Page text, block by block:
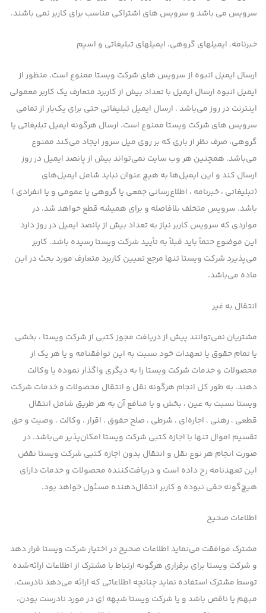
سرویس می باشد و سرویس های اشتراکی مناسب برای کاربر نمی باشند.
خبرنامه، ایمیلهای گروهی، ایمیلهای تبلیغاتی و اسپم
ارسال ایمیل انبوه از سرویس های شرکت ویستا ممنوع است. منظور از
ایمیل انبوه ارسال ایمیل با تعداد بیش از کاربرد متعارف یک کاربر معمولی
اینترنت در روز می‌باشد . ارسال ایمیل تبلیغاتی حتی برای یک‌بار از تمامی
سرویس های شرکت ویستا ممنوع است. ارسال هرگونه ایمیل تبلیغاتی یا
گروهی، صرف نظر از باری که بر روی میل سرور ایجاد می‌کند ممنوع
می‌باشد. همچنین هر وب سایت نمی‌تواند بیش از پانصد ایمیل در روز
ارسال کند و این ایمیل‌ها به هیچ عنوان نباید شامل ایمیل‌های
(تبلیغاتی ، خبرنامه ، اطلاع‌رسانی جمعی یا گروهی یا عمومی و یا انفرادی )
باشد. سرویس متخلف بلافاصله و برای همیشه قطع خواهد شد. در
مواردی که سرویس کاربر نیاز به تعداد بیش از پانصد ایمیل در روز دارد
این موضوع حتماً باید قبلاً به تأیید شرکت ویستا رسیده باشد. کاربر
می‌پذیرد شرکت ویستا تنها مرجع تعیین کاربرد متعارف مورد بحث در این
ماده می‌باشد.
انتقال به غیر
مشتریان نمی‌توانند پیش از دریافت مجوز كتبی از شرکت ویستا ، بخشی
یا تمام حقوق یا تعهدات خود نسبت به این توافقنامه و یا هر یک از
محصولات و خدمات شرکت ویستا را به دیگری واگذار نموده یا وكالت
دهند. به طور کل انجام هرگونه نقل و انتقال محصولات و خدمات شرکت
ویستا نسبت به عین ، بخش و یا منافع آن به هر طریق شامل انتقال
قطعی ، رهنی ، اجاره‌ای ، شرطی ، صلح حقوق ، اقرار ، وکالت ، وصیت و حق
تقسیم اموال تنها با اجازه کتبی شرکت ویستا امکان‌پذیر می‌باشد. در
صورت انجام هر نوع نقل و انتقال بدون اجازه کتبی شرکت ویستا نقض
این تعهدنامه رخ داده است و دریافت‌کننده محصولات و خدمات دارای
هیچ‌گونه حقی نبوده و کاربر انتقال‌دهنده مسئول خواهد بود.
اطلاعات صحیح
مشترك موافقت می‌نماید اطلاعات صحیح در اختیار شرکت ویستا قرار دهد
و شرکت ویستا برای برقراری هرگونه ارتباط با مشترك از اطلاعات ارائه‌شده
توسط مشترك استفاده نماید چنانچه اطلاعاتی كه ارائه می‌دهد نادرست،
مبهم یا ناقص باشد و یا شرکت ویستا شبهه ای در مورد نادرست بودن،